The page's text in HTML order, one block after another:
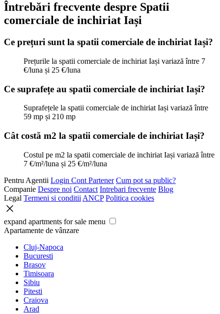
Întrebări frecvente despre Spatii
comerciale de inchiriat Iași
Ce prețuri sunt la spatii comerciale de inchiriat Iași?
Prețurile la spatii comerciale de inchiriat Iași variază între 7
€/luna și 25 €/luna
Ce suprafețe au spatii comerciale de inchiriat Iași?
Suprafețele la spatii comerciale de inchiriat Iași variază între
59 mp și 210 mp
Cât costă m2 la spatii comerciale de inchiriat Iași?
Costul pe m2 la spatii comerciale de inchiriat Iași variază între
7 €/m²/luna și 25 €/m²/luna
Pentru Agentii Login Cont Partener Cum pot sa public?
Companie Despre noi Contact Intrebari frecvente Blog
Legal Termeni si conditii ANCP Politica cookies
expand apartments for sale menu
Apartamente de vânzare
Cluj-Napoca
Bucuresti
Brasov
Timisoara
Sibiu
Pitesti
Craiova
Arad